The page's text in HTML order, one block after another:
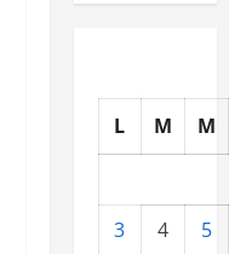
L M M
3 4
5